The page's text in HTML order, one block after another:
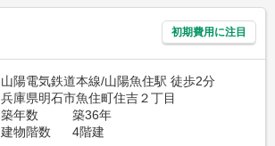
初期費用に注目
山陽電気鉄道本線/山陽魚住駅 徒歩2分
兵庫県明石市魚住町住吉２丁目
築年数
築36年
建物階数
4階建